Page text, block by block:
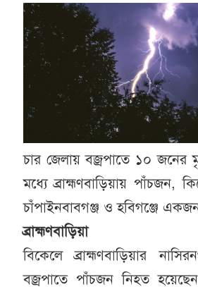
চার জেলায় বজ্রপাতে ১০ জনের
মধ্যে ব্রাহ্মণবাড়িয়ায় পাঁচজন,
চাঁপাইনবাবগঞ্জ ও হবিগঞ্জে
ব্রাহ্মণবাড়িয়া
বিকেলে ব্রাহ্মণবাড়িয়ার
বজ্রপাতে পাঁচজন নিহত